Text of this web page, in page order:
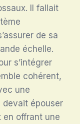
Il fallait
de sa
échelle.
s’intégrer
cohérent,
une
devait épouser
en offrant une